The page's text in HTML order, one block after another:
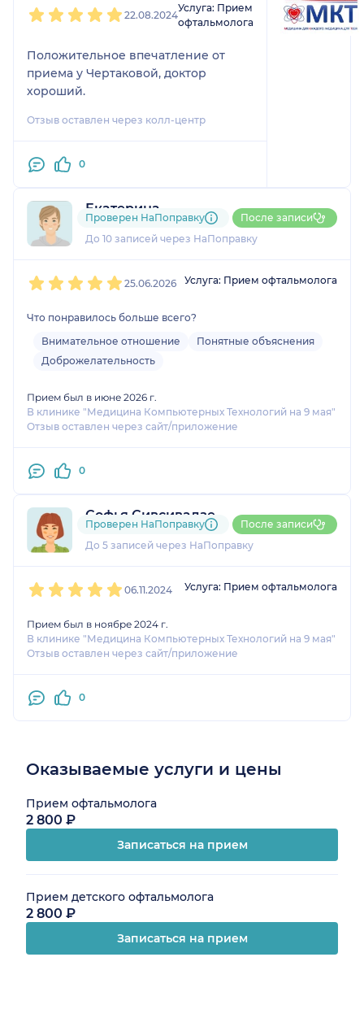
22.08.2024
Услуга: Прием
офтальмолога
Положительное впечатление от
приема у Чертаковой, доктор
хороший.
Отзыв оставлен через колл-центр
0
Екатерина
1 отзыви2 оценки
До 10 записей через НаПоправку
Проверен НаПоправку После записи
25.06.2026 Услуга: Прием офтальмолога
Что понравилось больше всего?
Внимательное отношение
Понятные объяснения
Доброжелательность
Прием был в июне 2026 г.
В клинике "Медицина Компьютерных Технологий на 9 мая"
Отзыв оставлен через сайт/приложение
0
Софья Сивсивадзе
2 оценки
До 5 записей через НаПоправку
Проверен НаПоправку После записи
06.11.2024 Услуга: Прием офтальмолога
Прием был в ноябре 2024 г.
В клинике "Медицина Компьютерных Технологий на 9 мая"
Отзыв оставлен через сайт/приложение
0
Оказываемые услуги и цены
Прием офтальмолога
2 800 ₽
Записаться на прием
Прием детского офтальмолога
2 800 ₽
Записаться на прием